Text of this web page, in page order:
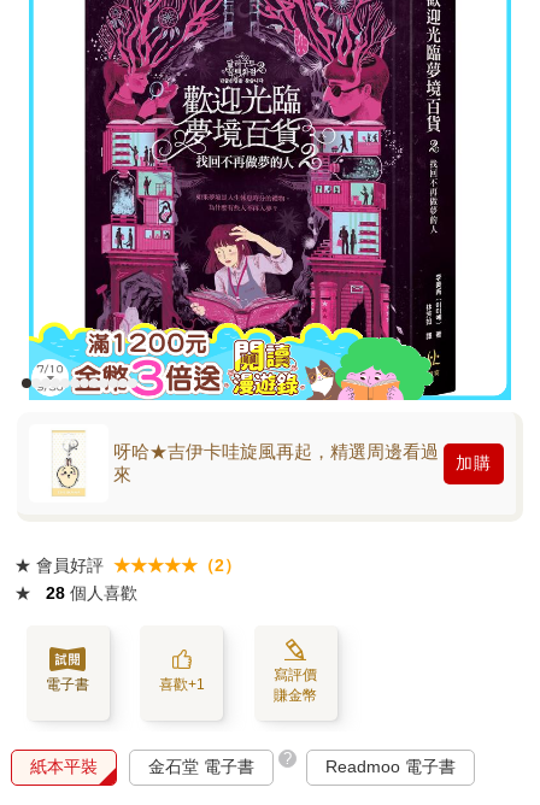
呀哈★吉伊卡哇旋風再起，精選周邊看過
來
加購
★ 會員好評 ★★★★★（2）
★
28 個人喜歡
電子書 喜歡+1
寫評價
賺金幣
紙本平裝 金石堂 電子書 ? Readmoo 電子書